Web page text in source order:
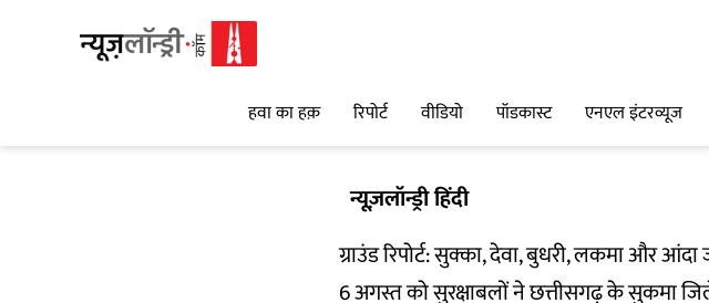
हवा का हक़ रिपोर्ट वीडियो पॉडकास्ट एनएल इंटरव्यूज
न्यूज़लॉन्ड्री हिंदी
ग्राउंड रिपोर्ट: सुक्का, देवा, बुधरी, लकमा और
6 अगस्त को सुरक्षाबलों ने छत्तीसगढ़ के सुकमा जिले